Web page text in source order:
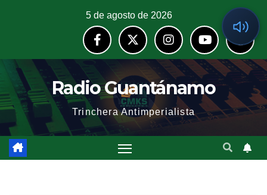
5 de agosto de 2026
Radio Guantánamo
Trinchera Antimperialista